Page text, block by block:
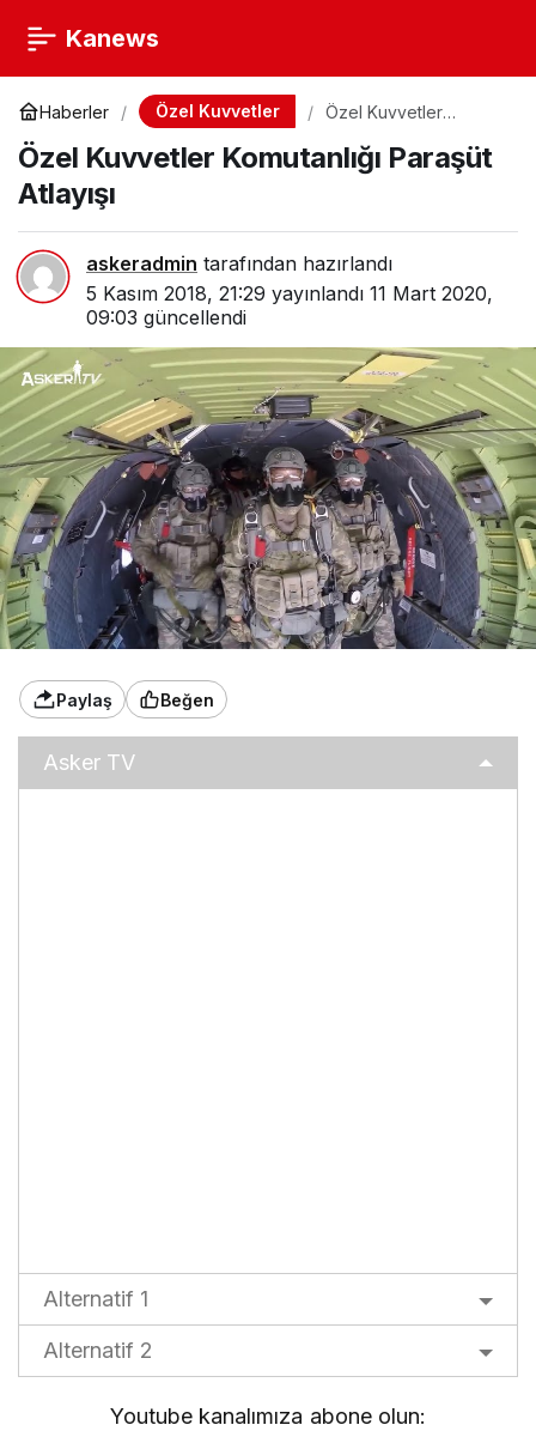
Kanews
Haberler Özel Kuvvetler
Özel Kuvvetler
Atlayışı
Özel Kuvvetler Komutanlığı Paraşüt
Atlayışı
askeradmin tarafından hazırlandı
5 Kasım 2018, 21:29 yayınlandı 11 Mart 2020,
09:03 güncellendi
Paylaş Beğen
Asker TV
Alternatif 1
Alternatif 2
Youtube kanalımıza abone olun: